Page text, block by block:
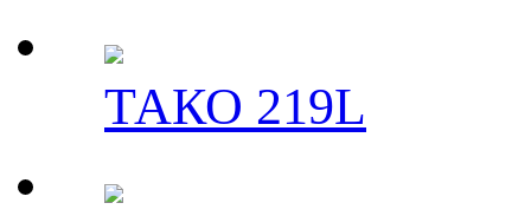
ТАКО 219L